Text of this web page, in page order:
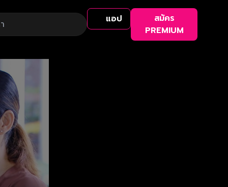
แอป
สมัคร
PREMIUM